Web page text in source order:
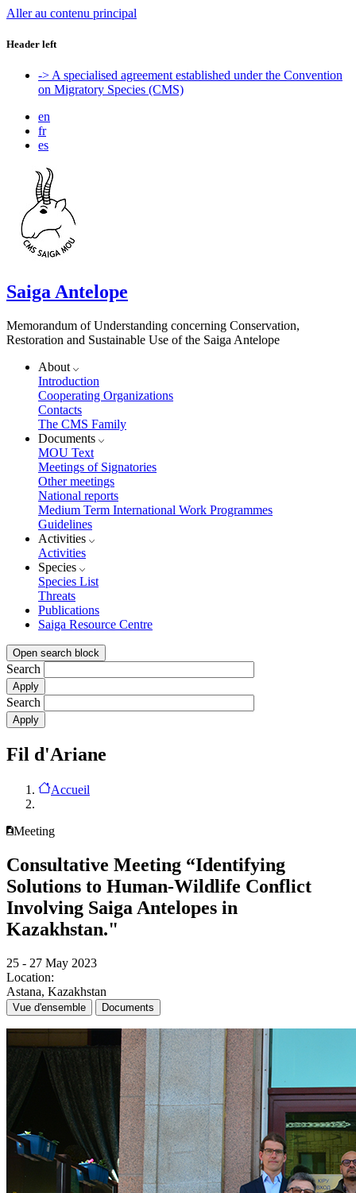
Aller au contenu principal
Header left
-> A specialised agreement established under the Convention
on Migratory Species (CMS)
en
fr
es
Saiga Antelope
Memorandum of Understanding concerning Conservation,
Restoration and Sustainable Use of the Saiga Antelope
About
Introduction
Cooperating Organizations
Contacts
The CMS Family
Documents
MOU Text
Meetings of Signatories
Other meetings
National reports
Medium Term International Work Programmes
Guidelines
Activities
Activities
Species
Species List
Threats
Publications
Saiga Resource Centre
Open search block
Search
Search
Fil d'Ariane
Accueil
Meeting
Consultative Meeting “Identifying
Solutions to Human-Wildlife Conflict
Involving Saiga Antelopes in
Kazakhstan."
25 - 27 May 2023
Location:
Astana, Kazakhstan
Vue d'ensemble Documents